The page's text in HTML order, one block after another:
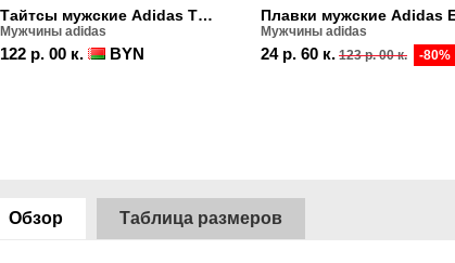
Тайтсы мужские Adidas TECHFIT COMPRESSION
Мужчины adidas
122 р. 00 к. BYN
Мужчины adidas
24 р. 60 к. 123 р. 00 к. -80%
Обзор Таблица размеров